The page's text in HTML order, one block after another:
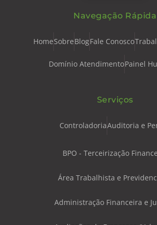
Navegação Rápida
HomeSobreBlogFale Conosco
Domínio AtendimentoPainel
Serviços
ControladoriaAuditoria e
BPO - Terceirização
Área Trabalhista e
Administração Financeira e